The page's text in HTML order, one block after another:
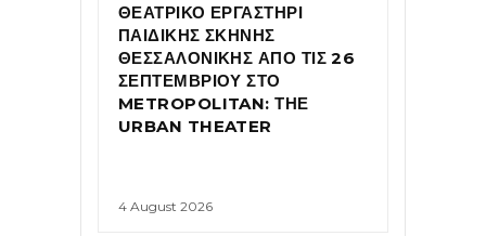
ΘΕΑΤΡΙΚΟ ΕΡΓΑΣΤΗΡΙ
ΠΑΙΔΙΚΗΣ ΣΚΗΝΗΣ
ΘΕΣΣΑΛΟΝΙΚΗΣ ΑΠΟ ΤΙΣ 26
ΣΕΠΤΕΜΒΡΙΟΥ ΣΤΟ
METROPOLITAN: ΤΗΕ
URBAN THEATER
4 August 2026